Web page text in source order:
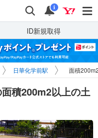
検索 通知
i
ID新規取得
日華化学前駅 面積
積200m2以上の土